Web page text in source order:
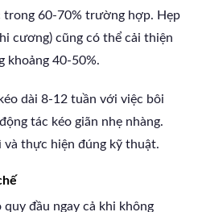
trong 60-70% trường hợp. Hẹp
cương) cũng có thể cải thiện
khoảng 40-50%.
dài 8-12 tuần với việc bôi
tác kéo giãn nhẹ nhàng.
thực hiện đúng kỹ thuật.
đầu ngay cả khi không